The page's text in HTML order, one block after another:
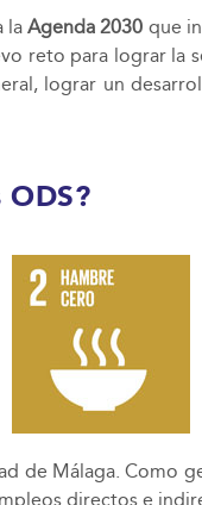
laAgenda 2030 que
reto para lograr la
lograr un
de Málaga.
directos e